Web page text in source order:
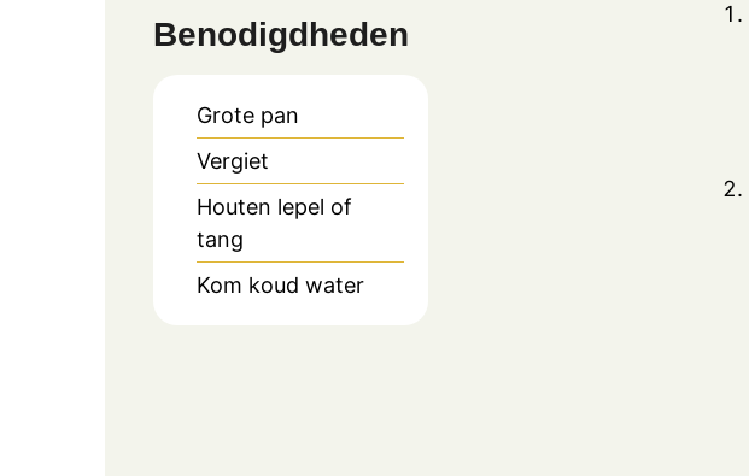
Benodigdheden
Grote pan
Vergiet
Houten lepel of
tang
Kom koud water